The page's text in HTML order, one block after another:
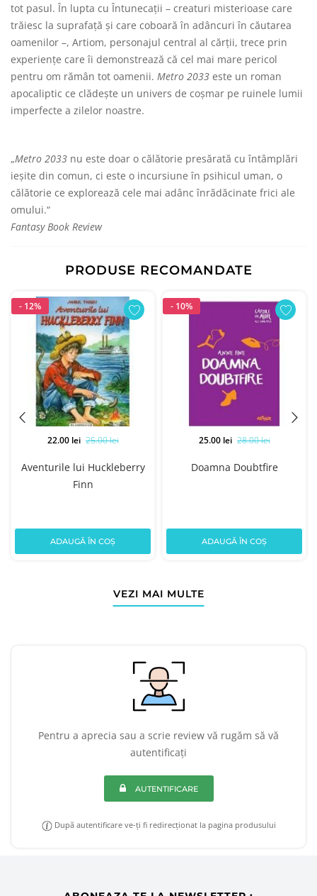
tot pasul. În lupta cu Întunecații – creaturi misterioase care
trăiesc la suprafață și care coboară în adâncuri în căutarea
oamenilor –, Artiom, personajul central al cărții, trece prin
experiențe care îi demonstrează că cel mai mare pericol
pentru om rămân tot oamenii. Metro 2033 este un roman
apocaliptic ce clădește un univers de coșmar pe ruinele lumii
imperfecte a zilelor noastre.
„Metro 2033 nu este doar o călătorie presărată cu întâmplări
ieșite din comun, ci este o incursiune în psihicul uman, o
călătorie ce explorează cele mai adânc înrădăcinate frici ale
omului.“
Fantasy Book Review
PRODUSE RECOMANDATE
- 12%
Aventurile lui Huckleberry
Finn
22.00 lei 25.00 lei
ADAUGĂ ÎN COȘ
- 10%
Doamna Doubtfire
25.00 lei 28.00 lei
ADAUGĂ ÎN COȘ
VEZI MAI MULTE
Pentru a aprecia sau a scrie review vă rugăm să vă
autentificați
AUTENTIFICARE
După autentificare ve-ți fi redirecționat la pagina produsului